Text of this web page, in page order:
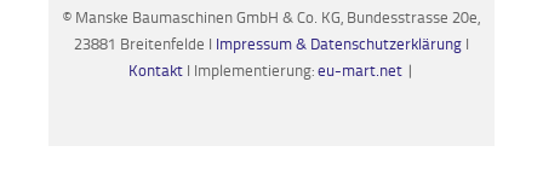
© Manske Baumaschinen GmbH & Co. KG, Bundesstrasse 20e,
23881 Breitenfelde I Impressum & Datenschutzerklärung I
Kontakt I Implementierung:eu-mart.net |